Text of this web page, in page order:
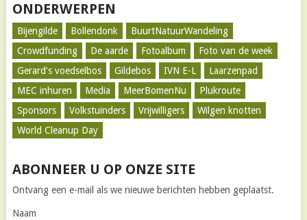
ONDERWERPEN
Bijengilde Bollendonk
BuurtNatuurWandeling
Crowdfunding
De aarde Fotoalbum
Foto van de week
Gerard's voedselbos
Gildebos IVN E-L
Laarzenpad
MEC inhuren
Media MeerBomenNu
Plukroute
Sponsors
Volkstuinders Vrijwilligers
Wilgen knotten
World Cleanup Day
ABONNEER U OP ONZE SITE
Ontvang een e-mail als we nieuwe berichten hebben geplaatst.
Naam